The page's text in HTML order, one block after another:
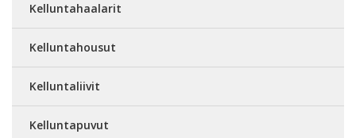
Kelluntahaalarit
Kelluntahousut
Kelluntaliivit
Kelluntapuvut